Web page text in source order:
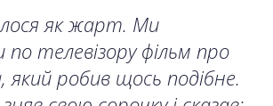
як жарт. Ми
по телевізору фільм про
який робив щось подібне.